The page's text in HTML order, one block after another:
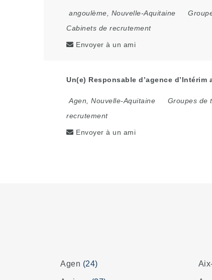
angoulème Nouvelle-Aquitaine
Cabinets de recrutement
Envoyer à un ami
Un(e) Responsable d’agence d’Intérim
Agen Nouvelle-Aquitaine
Groupes de
recrutement
Envoyer à un ami
Agen (24)